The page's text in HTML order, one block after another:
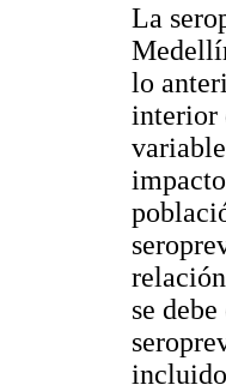
La
lo
interior
se